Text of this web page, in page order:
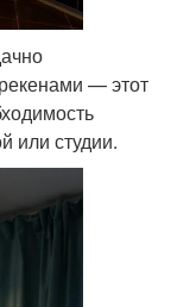
— этот
или студии.